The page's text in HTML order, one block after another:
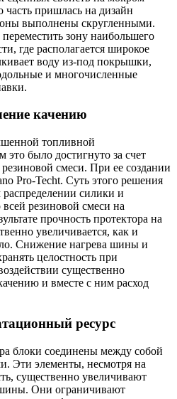
часть пришлась на дизайн
выполнены скругленными.
зону наибольшего
где располагается широкое
воду из-под покрышки,
и многочисленные
качению
топливной
было достигнуто за счет
смеси. При ее создании
Pro-Techt. Суть этого решения
силики и
резиновой смеси на
прочность протектора на
увеличивается, как и
Снижение нагрева шины и
целостность при
существенно
и вместе с ним расход
ресурс
блоки соединены между собой
Эти элементы, несмотря на
существенно увеличивают
Они ограничивают